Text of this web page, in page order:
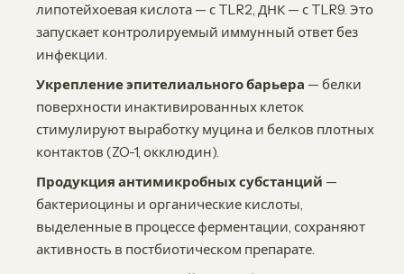
липотейхоевая кислота — с TLR2, ДНК — с TLR9. Это
запускает контролируемый иммунный ответ без
инфекции.
Укрепление эпителиального барьера — белки
поверхности инактивированных клеток
стимулируют выработку муцина и белков плотных
контактов (ZO-1, окклюдин).
Продукция антимикробных субстанций —
бактериоцины и органические кислоты,
выделенные в процессе ферментации, сохраняют
активность в постбиотическом препарате.